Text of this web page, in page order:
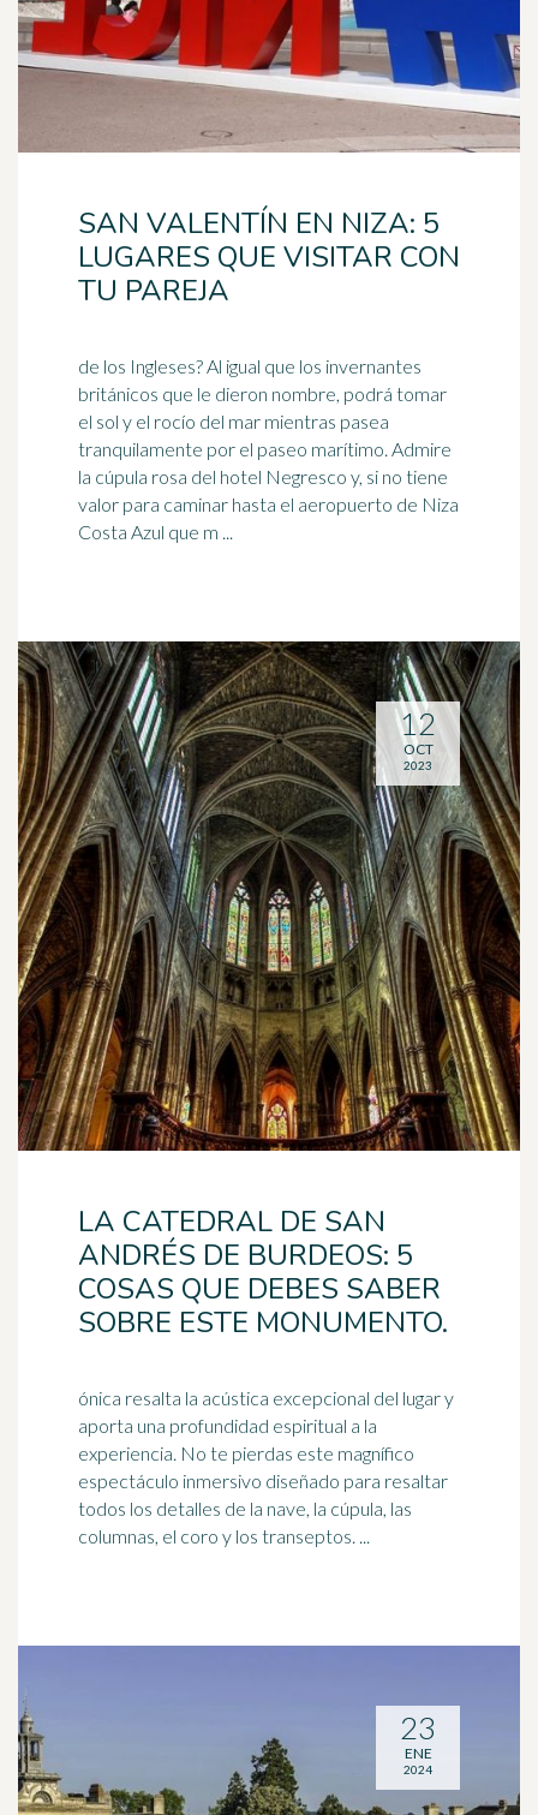
SAN VALENTÍN EN NIZA: 5
LUGARES QUE VISITAR CON
TU PAREJA
de los Ingleses? Al igual que los invernantes
británicos que le dieron nombre, podrá tomar
el sol y el rocío del mar mientras pasea
tranquilamente por el paseo marítimo. Admire
la cúpula rosa del hotel Negresco y, si no tiene
valor para caminar hasta el aeropuerto de Niza
Costa Azul que m ...
LA CATEDRAL DE SAN
ANDRÉS DE BURDEOS: 5
COSAS QUE DEBES SABER
SOBRE ESTE MONUMENTO.
ónica resalta la acústica excepcional del lugar y
aporta una profundidad espiritual a la
experiencia. No te pierdas este magnífico
espectáculo inmersivo diseñado para resaltar
todos los detalles de la nave, la cúpula, las
columnas, el coro y los transeptos. ...
12
OCT
2023
23
ENE
2024